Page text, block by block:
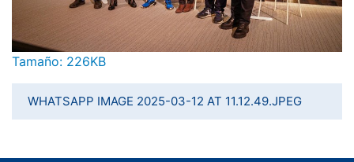
Haga clic aquí para ver la imagen a tamaño completo…
Tamaño: 226KB
WHATSAPP IMAGE 2025-03-12 AT 11.12.49.JPEG